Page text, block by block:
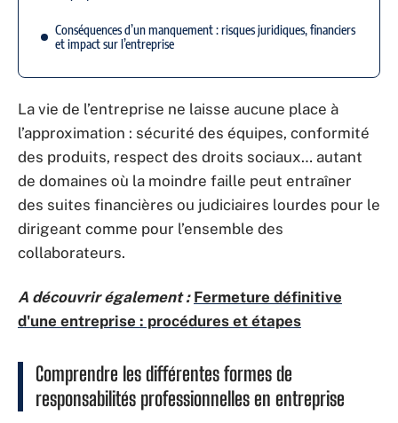
Conséquences d’un manquement : risques juridiques, financiers
et impact sur l’entreprise
La vie de l’entreprise ne laisse aucune place à
l’approximation : sécurité des équipes, conformité
des produits, respect des droits sociaux… autant
de domaines où la moindre faille peut entraîner
des suites financières ou judiciaires lourdes pour le
dirigeant comme pour l’ensemble des
collaborateurs.
A découvrir également : Fermeture définitive
d'une entreprise : procédures et étapes
Comprendre les différentes formes de
responsabilités professionnelles en entreprise